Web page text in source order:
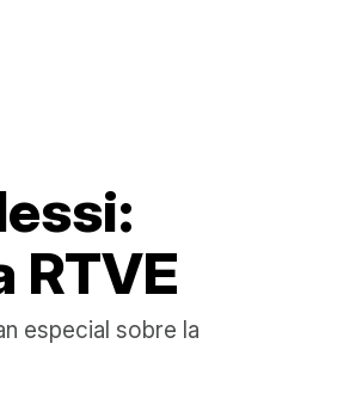
especial sobre la